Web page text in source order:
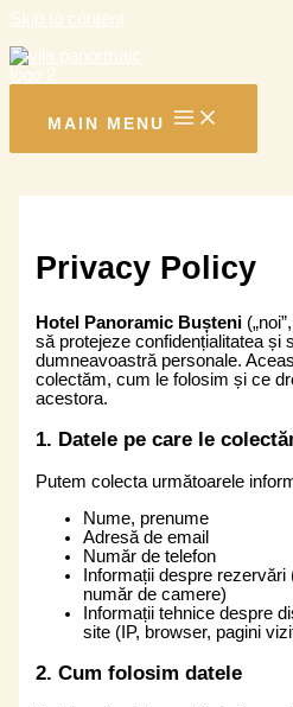
Skip to content
MAIN MENU
Privacy Policy
Hotel Panoramic Bușteni
să protejeze confidențialitatea și
dumneavoastră personale.
colectăm, cum le folosim și ce
acestora.
1. Datele pe care le
Putem colecta următoarele
Nume, prenume
Adresă de email
Număr de telefon
Informații despre
număr de camere)
Informații tehnice despre
site (IP, browser, pagini
2. Cum folosim datele